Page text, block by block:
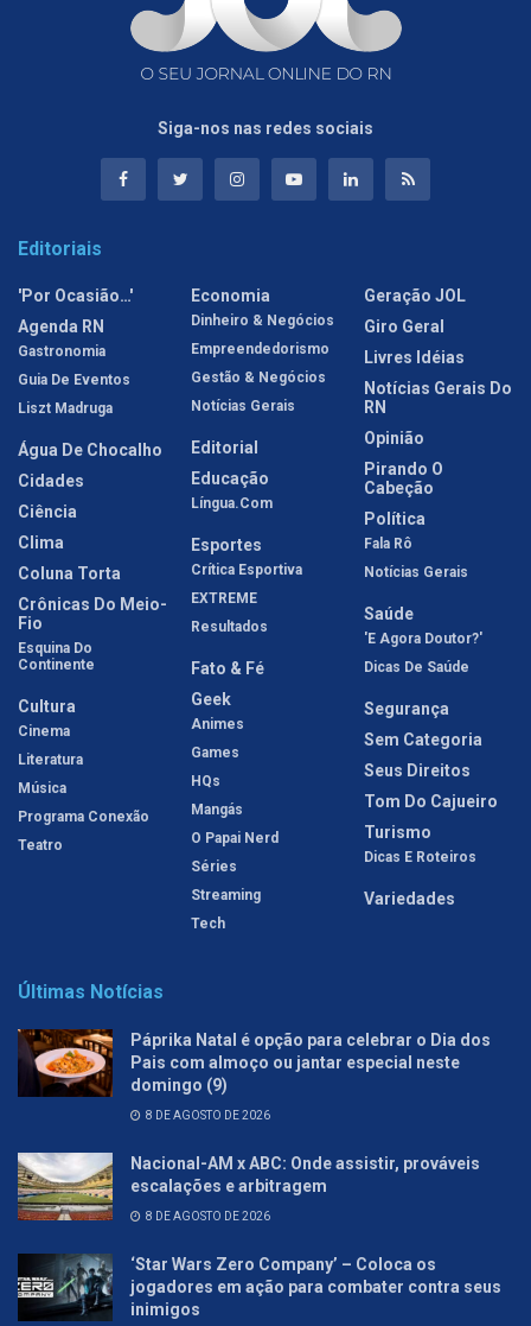
Siga-nos nas redes sociais
Editoriais
'Por Ocasião…'
Agenda RN
Gastronomia
Guia De Eventos
Liszt Madruga
Água De Chocalho
Cidades
Ciência
Clima
Coluna Torta
Crônicas Do Meio-
Fio
Esquina Do
Continente
Cultura
Cinema
Literatura
Música
Programa Conexão
Teatro
Economia
Dinheiro & Negócios
Empreendedorismo
Gestão & Negócios
Notícias Gerais
Editorial
Educação
Língua.com
Esportes
Crítica Esportiva
EXTREME
Resultados
Fato & Fé
Geek
Animes
Games
HQs
Mangás
O Papai Nerd
Séries
Streaming
Tech
Geração JOL
Giro Geral
Livres Idéias
Notícias Gerais Do
RN
Opinião
Pirando O
Cabeção
Política
Fala Rô
Notícias Gerais
Saúde
'E Agora Doutor?'
Dicas De Saúde
Segurança
Sem Categoria
Seus Direitos
Tom Do Cajueiro
Turismo
Dicas E Roteiros
Variedades
Últimas Notícias
Páprika Natal é opção para celebrar o Dia dos
Pais com almoço ou jantar especial neste
domingo (9)
8 DE AGOSTO DE 2026
Nacional-AM x ABC: Onde assistir, prováveis
escalações e arbitragem
8 DE AGOSTO DE 2026
‘Star Wars Zero Company’ – Coloca os
jogadores em ação para combater contra seus
inimigos